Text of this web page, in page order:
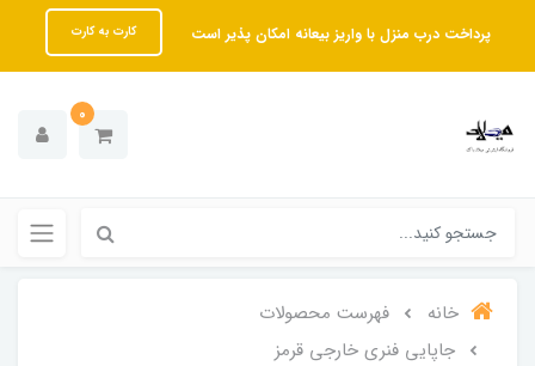
پرداخت درب منزل با واریز بیعانه امکان پذیر است کارت به کارت
0
خانه
فهرست محصولات
جاپایی فنری خارجی قرمز